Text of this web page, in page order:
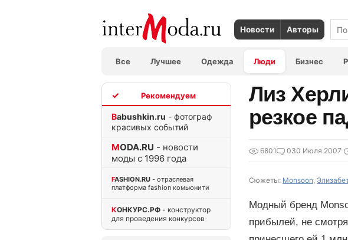
Новости Авторы
Все Лучшее Одежда Люди Бизнес
Babushkin.ru - фотограф
красивых событий
MODA.RU - новости
моды с 1996 года
FASHION.RU - отраслевая
платформа fashion комьюнити
КОНКУРС.РФ - конструктор
для проведения конкурсов
Лиз
резкое
6801 030 Июля 2007
Сюжеты: Monsoon,
Модный бренд
прибылей, не